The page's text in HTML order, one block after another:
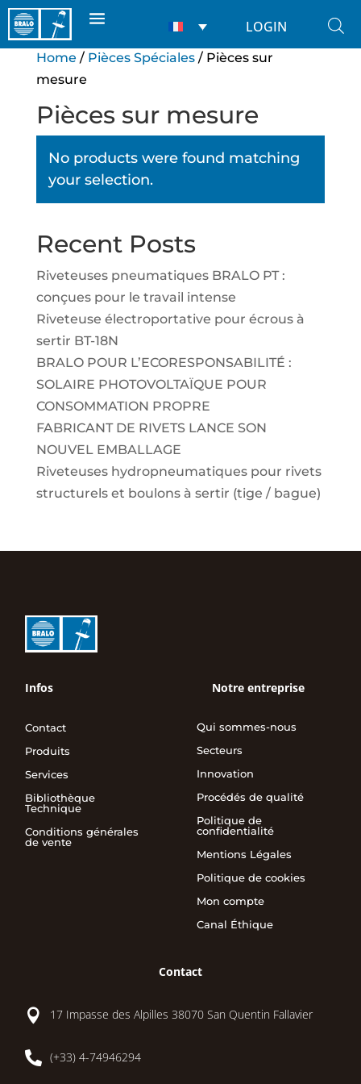
LOGIN
Home / Pièces Spéciales/ Pièces sur
mesure
Pièces sur mesure
No products were found matching
your selection.
Recent Posts
Riveteuses pneumatiques BRALO PT :
conçues pour le travail intense
Riveteuse électroportative pour écrous à
sertir BT-18N
BRALO POUR L’ECORESPONSABILITÉ :
SOLAIRE PHOTOVOLTAÏQUE POUR
CONSOMMATION PROPRE
FABRICANT DE RIVETS LANCE SON
NOUVEL EMBALLAGE
Riveteuses hydropneumatiques pour rivets
structurels et boulons à sertir (tige / bague)
Infos
Contact
Produits
Services
Bibliothèque
Technique
Conditions générales
de vente
Notre entreprise
Qui sommes-nous
Secteurs
Innovation
Procédés de qualité
Politique de
confidentialité
Mentions Légales
Politique de cookies
Mon compte
Canal Éthique
Contact
 17 Impasse des Alpilles 38070 San Quentin Fallavier
 (+33) 4-74946294